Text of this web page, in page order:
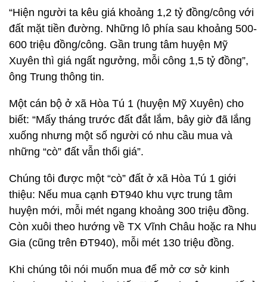
“Hiện người ta kêu giá khoảng 1,2 tỷ đồng/công với
đất mặt tiền đường. Những lô phía sau khoảng 500-
600 triệu đồng/công. Gần trung tâm huyện Mỹ
Xuyên thì giá ngất ngưởng, mỗi công 1,5 tỷ đồng”,
ông Trung thông tin.
Một cán bộ ở xã Hòa Tú 1 (huyện Mỹ Xuyên) cho
biết: “Mấy tháng trước đất đắt lắm, bây giờ đã lắng
xuống nhưng một số người có nhu cầu mua và
những “cò” đất vẫn thổi giá”.
Chúng tôi được một “cò” đất ở xã Hòa Tú 1 giới
thiệu: Nếu mua cạnh ĐT940 khu vực trung tâm
huyện mới, mỗi mét ngang khoảng 300 triệu đồng.
Còn xuôi theo hướng về TX Vĩnh Châu hoặc ra Nhu
Gia (cũng trên ĐT940), mỗi mét 130 triệu đồng.
Khi chúng tôi nói muốn mua để mở cơ sở kinh